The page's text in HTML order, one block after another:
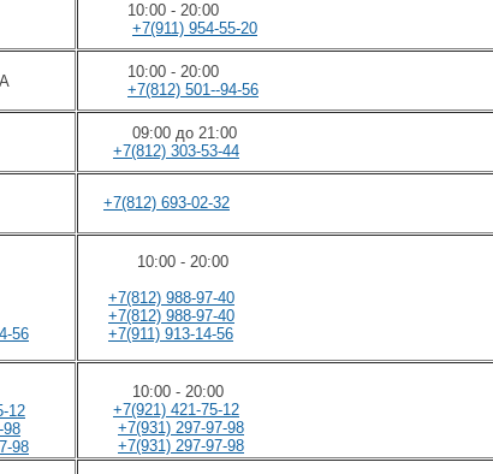
10:00 - 20:00
+7(911) 954-55-20
10:00 - 20:00
+7(812) 501--94-56
09:00 до 21:00
+7(812) 303-53-44
+7(812) 693-02-32
56
10:00 - 20:00
+7(812) 988-97-40
+7(812) 988-97-40
+7(911) 913-14-56
12
98
98
10:00 - 20:00
+7(921) 421-75-12
+7(931) 297-97-98
+7(931) 297-97-98